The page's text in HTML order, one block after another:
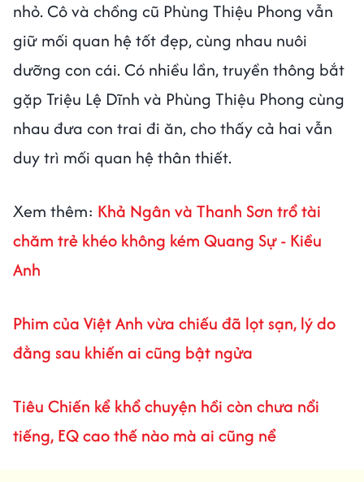
nhỏ. Cô và chồng cũ Phùng Thiệu Phong vẫn
giữ mối quan hệ tốt đẹp, cùng nhau nuôi
dưỡng con cái. Có nhiều lần, truyền thông bắt
gặp Triệu Lệ Dĩnh và Phùng Thiệu Phong cùng
nhau đưa con trai đi ăn, cho thấy cả hai vẫn
duy trì mối quan hệ thân thiết.
Xem thêm: Khả Ngân và Thanh Sơn trổ tài
chăm trẻ khéo không kém Quang Sự - Kiều
Anh
Phim của Việt Anh vừa chiếu đã lọt sạn, lý do
đằng sau khiến ai cũng bật ngửa
Tiêu Chiến kể khổ chuyện hồi còn chưa nổi
tiếng, EQ cao thế nào mà ai cũng nể